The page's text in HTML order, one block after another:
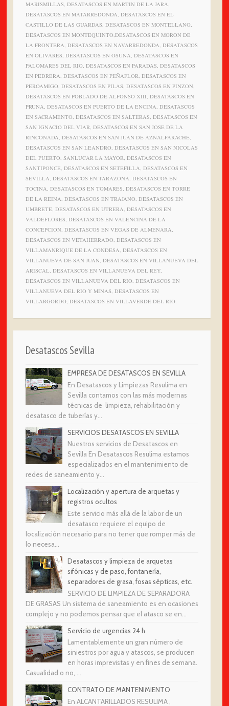
MARISMILLAS, DESATASCOS EN MARTIN DE LA JARA,
DESATASCOS EN MATARREDONDA, DESATASCOS EN EL
CASTILLO DE LAS GUARDAS, DESATASCOS EN MONTELLANO,
DESATASCOS EN MONTEQUINTO,DESATASCOS EN MORON DE
LA FRONTERA, DESATASCOS EN NAVARREDONDA, DESATASCOS
EN OLIVARES, DESATASCOS EN OSUNA, DESATASCOS EN
PALOMARES DEL RIO, DESATASCOS EN PARADAS, DESATASCOS
EN PEDRERA, DESATASCOS EN PEÑAFLOR, DESATASCOS EN
PEROAMIGO, DESATASCOS EN PILAS, DESATASCOS EN PINZON,
DESATASCOS EN POBLADO DE ALFONSO XIII, DESATASCOS EN
PRUNA, DESATASCOS EN PUERTO DE LA ENCINA, DESATASCOS
EN SACRAMENTO, DESATASCOS EN SALTERAS, DESATASCOS EN
SAN IGNACIO DEL VIAR, DESATASCOS EN SAN JOSE DE LA
RINCONADA, DESATASCOS EN SAN JUAN DE AZNALFARACHE,
DESATASCOS EN SAN LEANDRO, DESATASCOS EN SAN NICOLAS
DEL PUERTO, SANLUCAR LA MAYOR, DESATASCOS EN
SANTIPONCE, DESATASCOS EN SETEFILLA, DESATASCOS EN
SEVILLA, DESATASCOS EN TARAZONA, DESATASCOS EN
TOCINA, DESATASCOS EN TOMARES, DESATASCOS EN TORRE
DE LA REINA, DESATASCOS EN TRAJANO, DESATASCOS EN
UMBRETE, DESATASCOS EN UTRERA, DESATASCOS EN
VALDEFLORES, DESATASCOS EN VALENCINA DE LA
CONCEPCION, DESATASCOS EN VEGAS DE ALMENARA,
DESATASCOS EN VETAHERRADO, DESATASCOS EN
VILLAMANRIQUE DE LA CONDESA, DESATASCOS EN
VILLANUEVA DE SAN JUAN, DESATASCOS EN VILLANUEVA DEL
ARISCAL, DESATASCOS EN VILLANUEVA DEL REY,
DESATASCOS EN VILLANUEVA DEL RIO, DESATASCOS EN
VILLANUEVA DEL RIO Y MINAS, DESATASCOS EN
VILLARGORDO, DESATASCOS EN VILLAVERDE DEL RIO.
Desatascos Sevilla
EMPRESA DE DESATASCOS EN SEVILLA
En Desatascos y Limpiezas Resulima en
Sevilla contamos con las más modernas
técnicas de limpieza, rehabilitación y
desatasco de tuberías y...
SERVICIOS DESATASCOS EN SEVILLA
Nuestros servicios de Desatascos en
Sevilla En Desatascos Resulima estamos
especializados en el mantenimiento de
redes de saneamiento y...
Localización y apertura de arquetas y
registros ocultos
Este servicio más allá de la labor de un
desatasco requiere el equipo de
localización necesario para no tener que romper más de
lo necesa...
Desatascos y limpieza de arquetas
sifónicas y de paso, fontanería,
separadores de grasa, fosas sépticas, etc.
SERVICIO DE LIMPIEZA DE SEPARADORA
DE GRASAS Un sistema de saneamiento es en ocasiones
complejo y no podemos pensar que el atasco se en...
Servicio de urgencias 24 h
Lamentablemente un gran número de
siniestros por agua y atascos, se producen
en horas imprevistas y en fines de semana.
Casualidad o no, ...
CONTRATO DE MANTENIMIENTO
En ALCANTARILLADOS RESULIMA ,